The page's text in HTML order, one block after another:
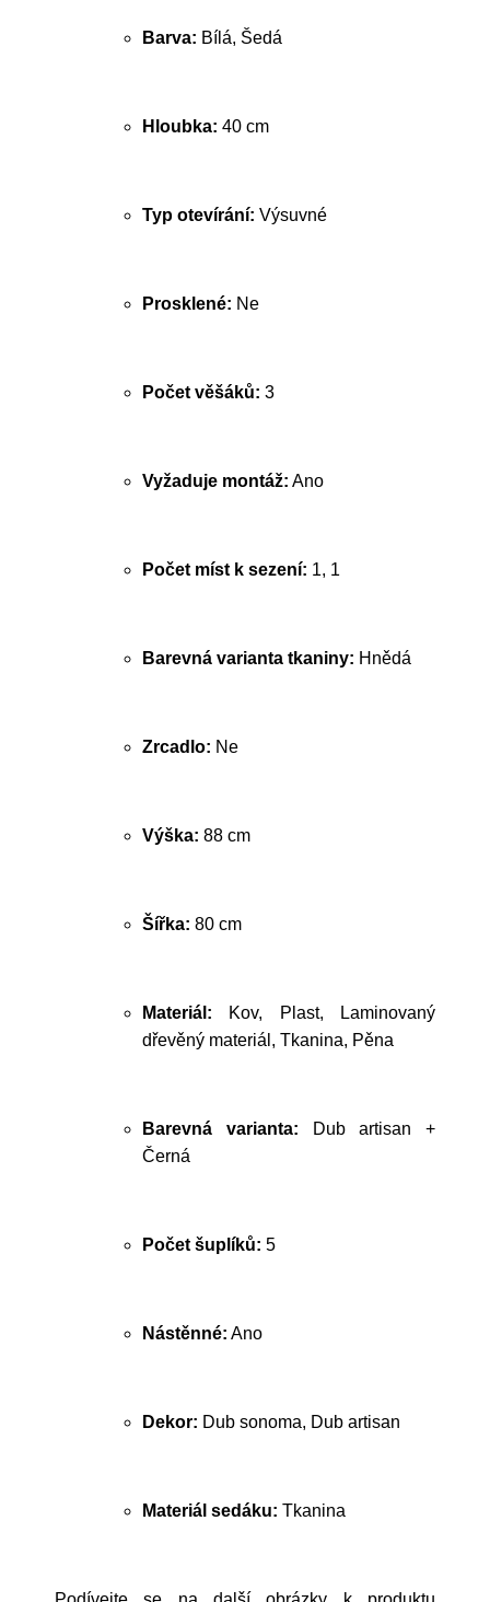
Barva: Bílá, Šedá
Hloubka: 40 cm
Typ otevírání: Výsuvné
Prosklené: Ne
Počet věšáků: 3
Vyžaduje montáž: Ano
Počet míst k sezení: 1, 1
Barevná varianta tkaniny: Hnědá
Zrcadlo: Ne
Výška: 88 cm
Šířka: 80 cm
Materiál: Kov, Plast, Laminovaný
dřevěný materiál, Tkanina, Pěna
Barevná varianta: Dub artisan +
Černá
Počet šuplíků: 5
Nástěnné: Ano
Dekor: Dub sonoma, Dub artisan
Materiál sedáku: Tkanina